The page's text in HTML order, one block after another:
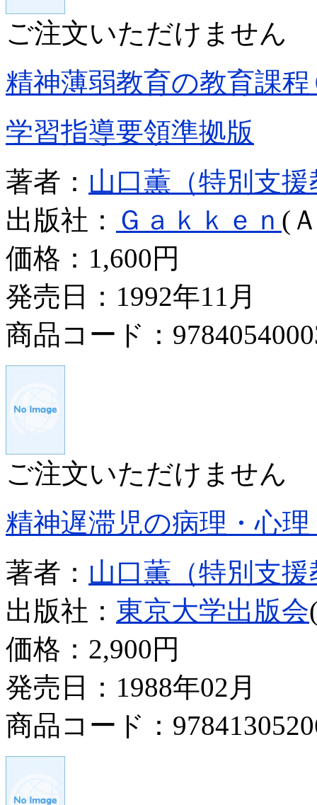
ご注文いただけません
精神薄弱教育の教育課程
学習指導要領準拠版
著者： 山口薫（特別支
出版社： Ｇａｋｋｅｎ (
価格： 1,600円
発売日：1992年11月
商品コード：
ご注文いただけません
精神遅滞児の病理・心
著者： 山口薫（特別支
出版社： 東京大学出版会
価格： 2,900円
発売日：1988年02月
商品コード：